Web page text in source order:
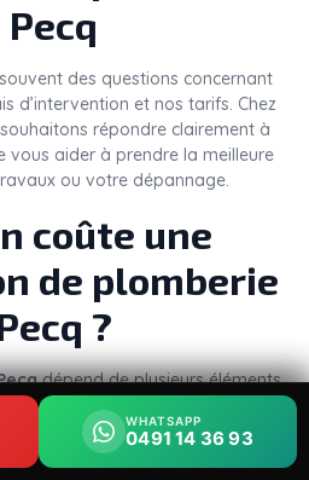
Pecq
des questions concernant
d’intervention et nos tarifs. Chez
répondre clairement à
vous aider à prendre la meilleure
ou votre dépannage.
coûte une
de plomberie
?
dépend de plusieurs éléments
temps nécessaire, les pièces à
Une simple réparation de
ne représente pas le même
WHATSAPP
0491 14 36 93
WHATSAPP
0491 14 36 93